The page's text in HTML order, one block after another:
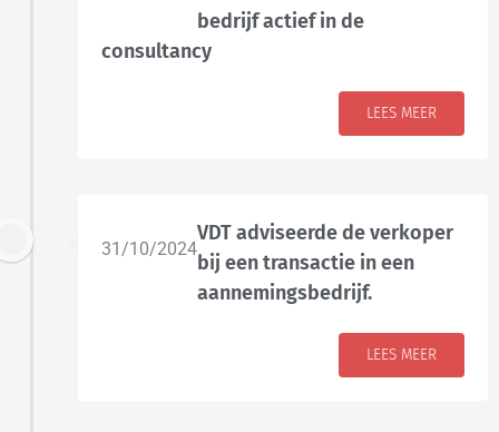
bedrijf actief in de
consultancy
LEES MEER
31/10/2024
VDT adviseerde de verkoper
bij een transactie in een
aannemingsbedrijf.
LEES MEER